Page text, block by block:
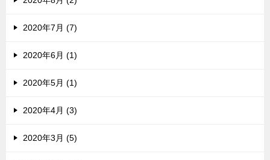
2020年7月 (7)
2020年6月 (1)
2020年5月 (1)
2020年4月 (3)
2020年3月 (5)